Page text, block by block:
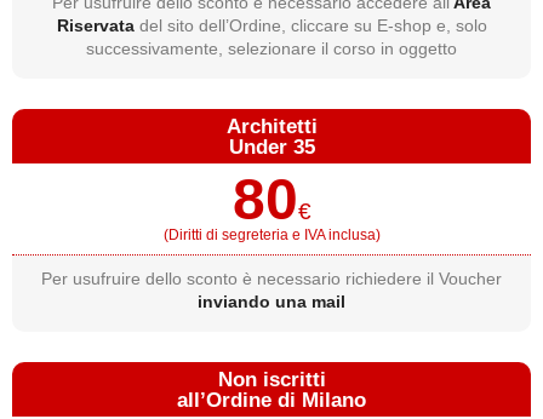
Riservatadel sito dell’Ordine, cliccare su E-shop e, solo
successivamente, selezionare il corso in oggetto
Architetti
Under 35
80€
(Diritti di segreteria e IVA inclusa)
Per usufruire dello sconto è necessario richiedere il Voucher
inviando una mail
Non iscritti
all’Ordine di Milano